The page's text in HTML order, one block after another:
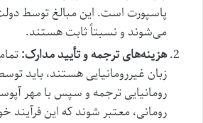
پاسپورت است. این مبالغ توسط
می‌شوند و نسبتاً ثابت هستند.
هزینه‌های ترجمه و تأیید مدارک:
زبان غیررومانیایی هستند، باید
رومانیایی ترجمه و سپس با مهر
رومانی، معتبر شوند که این فرآیند